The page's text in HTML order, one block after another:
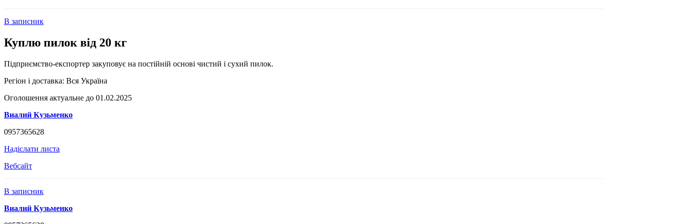
В записник
Куплю пилок від 20 кг
Підприємство-експортер закуповує на постійній основі чистий і сухий пилок.
Регіон і доставка: Вся Україна
Оголошення актуальне до 01.02.2025
Виалий Кузьменко
0957365628
Надіслати листа
Вебсайт
В записник
Виалий Кузьменко